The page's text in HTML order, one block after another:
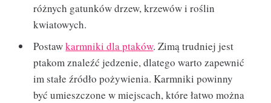
różnych gatunków drzew, krzewów i roślin
kwiatowych.
Postawkarmniki dla ptaków. Zimą trudniej jest
ptakom znaleźć jedzenie, dlatego warto zapewnić
im stałe źródło pożywienia. Karmniki powinny
być umieszczone w miejscach, które łatwo można